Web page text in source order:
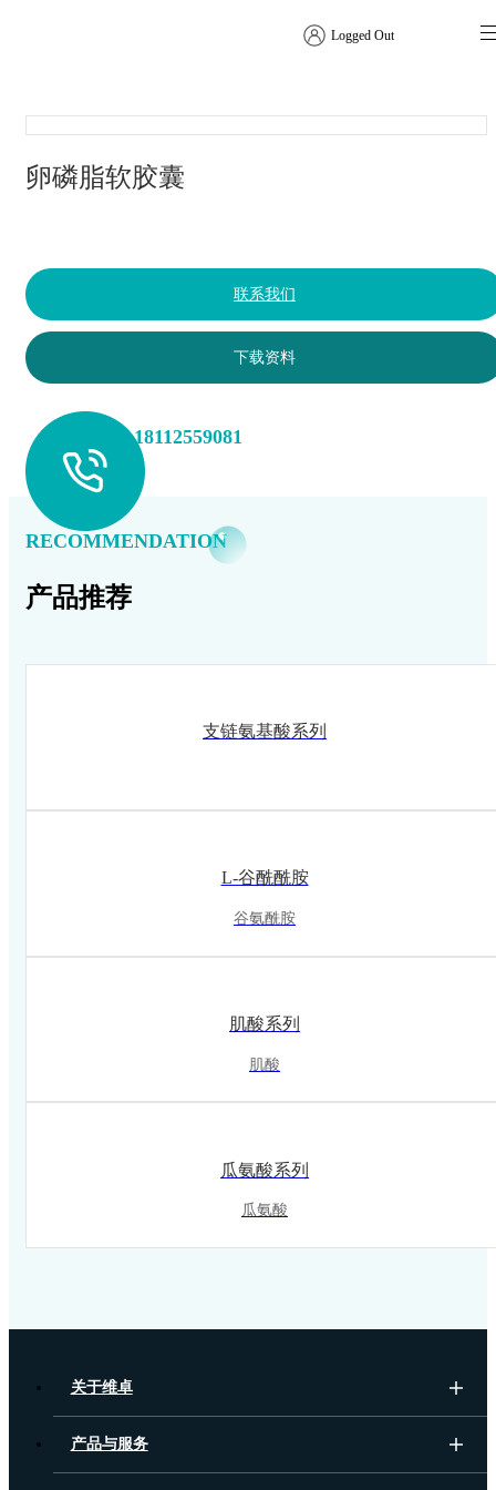
Logged Out
卵磷脂软胶囊
联系我们
下载资料
+86 18112559081
RECOMMENDATION
产品推荐
支链氨基酸系列
L-谷酰酰胺
谷氨酰胺
肌酸系列
肌酸
瓜氨酸系列
瓜氨酸
关于维卓
产品与服务